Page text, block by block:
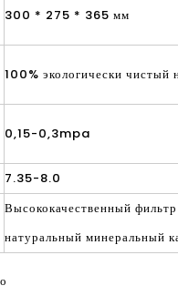
300 * 275 * 365 мм
100% экологически чистый
0,15-0,3mpa
7.35-8.0
Высококачественный
натуральный минеральный